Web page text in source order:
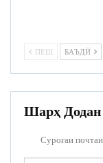
ПЕШ БАЪДӢ
Шарҳ Додан
Суроғаи